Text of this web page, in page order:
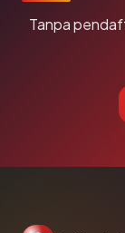
Tanpa